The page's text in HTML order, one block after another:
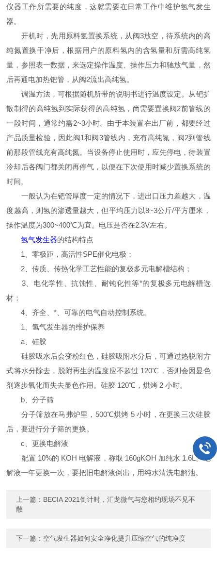
仪器工作所需要的纯度，这就需要在日常工作中维护氢气发生
器。
开机时，先用原料氢置换系统，从阀3放空，待系统内的高
纯氮置换干净后，根据用户的原料氢内的含氢量和所需高纯氢
量，参照表一数据，来选定操作温度、操作压力和驰放气量，然
后再通电加热钯管，从阀2流出高纯氢。
调温方法，可根据随机所带的说明书进行温度设定。从钯扩
散制得的高纯氢到实际获得的高纯氢，尚需要置换阀2前管线的
一段时间，通常约需2~3小时。由于本装置在出厂前，都要经过
产品质量检验，因此阀1和阀3管线内，充有高纯氮，阀2到管线
前那段管线充有高纯氮。当设备停止使用时，应先停电，待装置
冷却后各阀门都关闭再停气，以便在下次使用时减少置换系统的
时间。
一般认为在钯管厚度一定的情况下，进出口压力差越大，温
度越高，则氢的渗透量越大，但平均压力以8~3公斤/平方厘米，
操作温度为300~400℃为宜。电压是否在2.3V左右。
氢气发生器的结构特点
1、零极距，高活性SPE催化电极；
2、传质、传热化学工艺性能的复极多元电解槽结构；
3、电化学性、抗蚀性、耐钝化性等*的复极多元电解槽选
材；
4、齐全、*、可靠的电气自动控制系统。
1、氢气发生器的维护保养
a、硅胶
硅胶吸水后会变粉红色，硅胶吸附水分后，可通过热脱附方
式将水分除去，脱附再生的温度应不超过 120℃，否则会因显色
剂逐步氧化而失去显色作用。硅胶 120℃，烘烤 2 小时。
b、分子筛
分子筛放在马弗炉里，500℃烘烤 5 小时，在更换三次硅胶
后，要进行分子筛的更换。
c、更换电解液
配置 10%的 KOH 电解液，称取 160gKOH 加纯水 1.6L。电
解液一年更换一次，要把旧电解液倒出，用纯水清洗电解池。
上一篇： BECIA 2021倒计时，汇龙微气与您相约现场不见不
散
下一篇： 空气发生器如何安全净化提升压缩空气的纯净度